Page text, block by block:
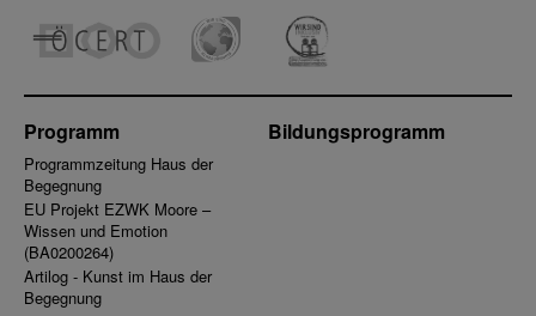
Programm
Programmzeitung Haus der
Begegnung
EU Projekt EZWK Moore –
Wissen und Emotion
(BA0200264)
Artilog - Kunst im Haus der
Begegnung
Bildungsprogramm